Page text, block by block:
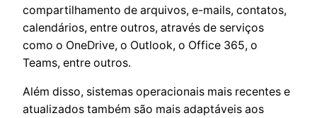
compartilhamento de arquivos, e-mails, contatos,
calendários, entre outros, através de serviços
como o OneDrive, o Outlook, o Office 365, o
Teams, entre outros.
Além disso, sistemas operacionais mais recentes e
atualizados também são mais adaptáveis aos